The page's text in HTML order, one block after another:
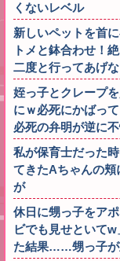
くないレベル
新しいペットを首
トメと鉢合わせ！
二度と行ってあげ
姪っ子とクレープ
にｗ必死にかばっ
必死の弁明が逆に
私が保育士だった
てきたAちゃんの頬
が
休日に甥っ子をア
ビでも見せといて
た結果……甥っ子が